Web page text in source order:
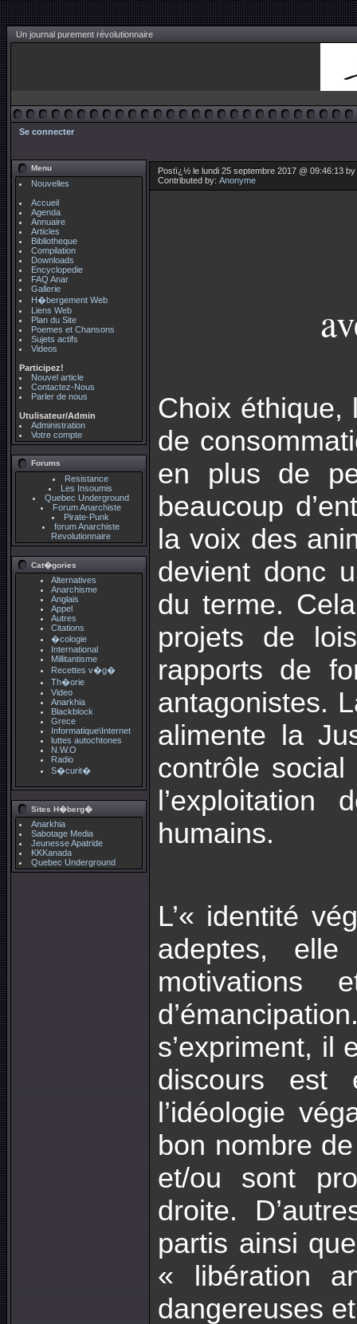
Un journal purement révolutionnaire
Se connecter
Menu
Nouvelles
Accueil
Agenda
Annuaire
Articles
Bibliotheque
Compilation
Downloads
Encyclopedie
FAQ Anar
Gallerie
H�bergement Web
Liens Web
Plan du Site
Poemes et Chansons
Sujets actifs
Videos
Participez!
Nouvel article
Contactez-Nous
Parler de nous
Utulisateur/Admin
Administration
Votre compte
Forums
Resistance
Les Insoumis
Quebec Underground
Forum Anarchiste
Pirate-Punk
forum Anarchiste
Revolutionnaire
Cat�gories
Alternatives
Anarchisme
Anglais
Appel
Autres
Citations
�cologie
International
Millitantisme
Recettes v�g�
Th�orie
Video
Anarkhia
Blackblock
Grece
Informatique\Internet
luttes autochtones
N.W.O
Radio
S�curit�
Sites H�berg�
Anarkhia
Sabotage Media
Jeunesse Apatride
KKKanada
Quebec Underground
Postï¿½ le lundi 25 septembre 2017 @ 09:46:13 by
Contributed by: Anonyme
Choix éthique,
de
en plus de
beaucoup
la voix des
devient donc
du terme.
projets de
rapports de
antagonistes.
alimente la
contrôle
humains.
L’« identité
adeptes,
motivations
s’expriment, il
discours est
l’idéologie
bon nombre
et/ou sont
droite.
partis ainsi
« libération
dangereuses